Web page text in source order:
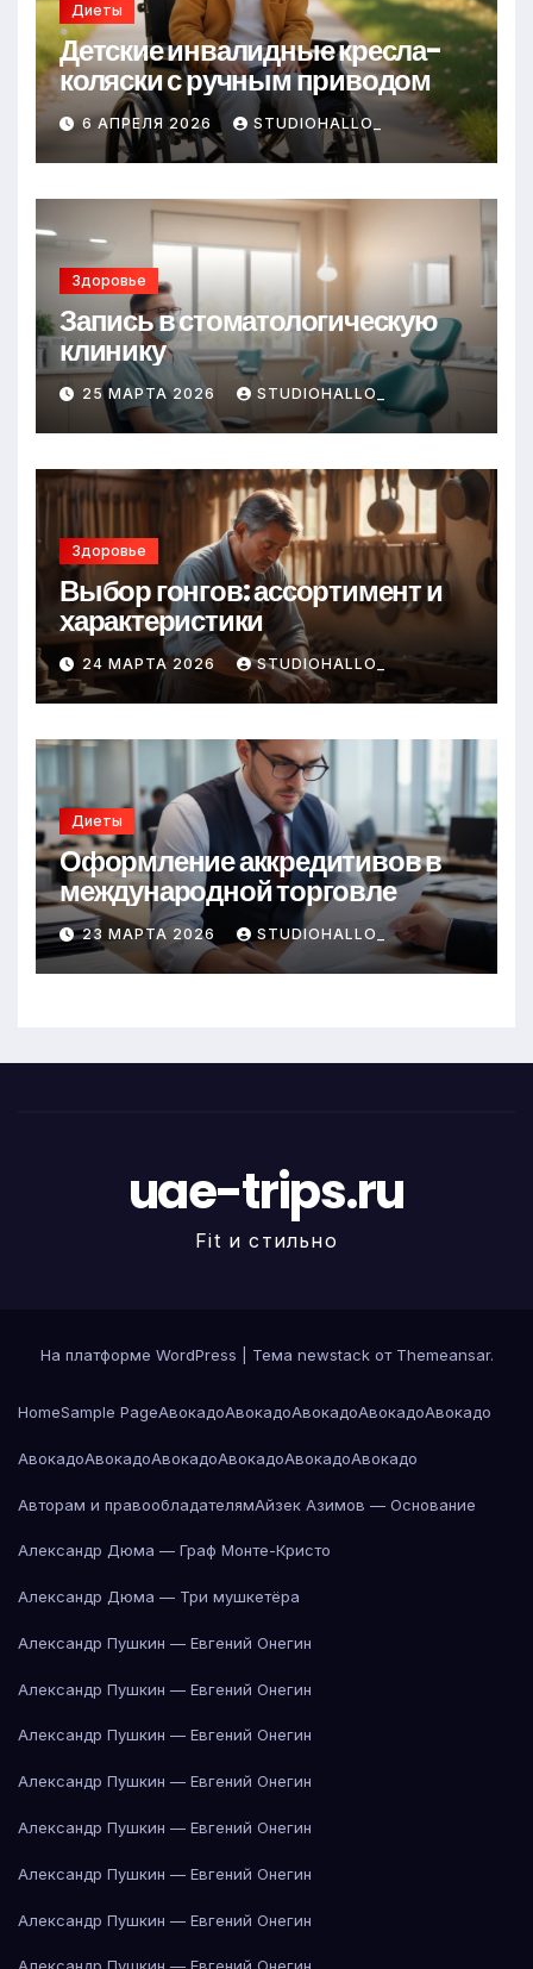
Диеты
Детские инвалидные кресла-
коляски с ручным приводом
6 АПРЕЛЯ 2026 STUDIOHALLO_
Здоровье
Запись в стоматологическую
клинику
25 МАРТА 2026 STUDIOHALLO_
Здоровье
Выбор гонгов: ассортимент и
характеристики
24 МАРТА 2026 STUDIOHALLO_
Диеты
Оформление аккредитивов в
международной торговле
23 МАРТА 2026 STUDIOHALLO_
uae-trips.ru
Fit и стильно
На платформе WordPress Тема newstack от Themeansar.
HomeSample PageАвокадоАвокадоАвокадоАвокадоАвокадо
АвокадоАвокадоАвокадоАвокадоАвокадоАвокадо
Авторам и правообладателямАйзек Азимов — Основание
Александр Дюма — Граф Монте-Кристо
Александр Дюма — Три мушкетёра
Александр Пушкин — Евгений Онегин
Александр Пушкин — Евгений Онегин
Александр Пушкин — Евгений Онегин
Александр Пушкин — Евгений Онегин
Александр Пушкин — Евгений Онегин
Александр Пушкин — Евгений Онегин
Александр Пушкин — Евгений Онегин